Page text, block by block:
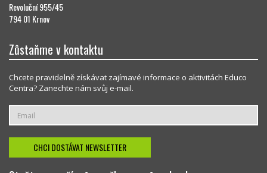
Revoluční 955/45
794 01 Krnov
Zůstaňme v kontaktu
Chcete pravidelně získávat zajímavé informace o aktivitách Educo
Centra? Zanechte nám svůj e-mail.